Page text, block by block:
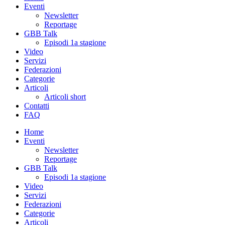
Eventi
Newsletter
Reportage
GBB Talk
Episodi 1a stagione
Video
Servizi
Federazioni
Categorie
Articoli
Articoli short
Contatti
FAQ
Home
Eventi
Newsletter
Reportage
GBB Talk
Episodi 1a stagione
Video
Servizi
Federazioni
Categorie
Articoli